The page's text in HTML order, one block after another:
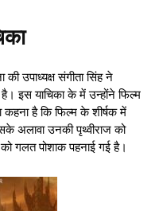
उपाध्यक्ष संगीता सिंह ने
है। इस याचिका के में उन्होंने फिल्म
है कि फिल्म के शीर्षक में
अलावा उनकी पृथ्वीराज को
गलत पोशाक पहनाई गई है।